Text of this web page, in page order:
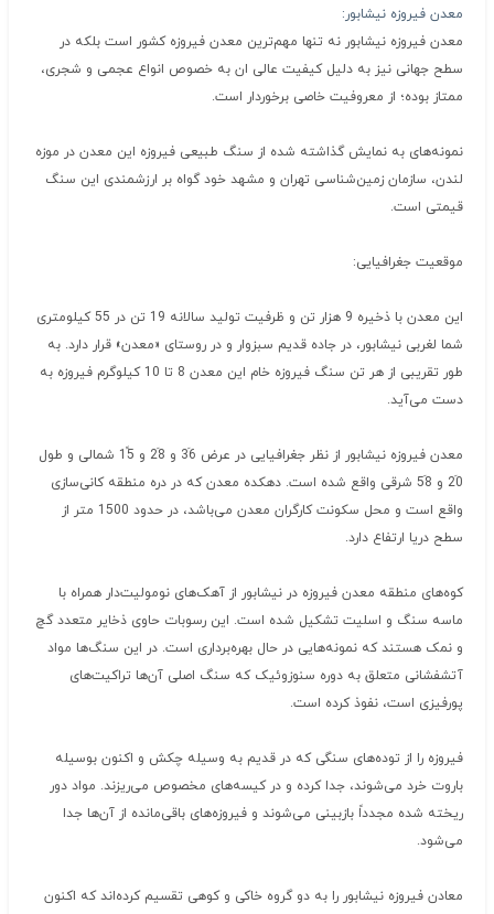
معدن فیروزه نیشابور:
معدن فیروزه نیشابور نه تنها مهم‌ترین معدن فیروزه کشور است بلکه در
سطح جهانی نیز به دلیل کیفیت عالی ان به خصوص انواع عجمی و شجری،
ممتاز بوده؛ از معروفیت خاصی برخوردار است.
نمونه‌های به نمایش گذاشته شده از سنگ طبیعی فیروزه این معدن در موزه
لندن، سازمان زمین‌شناسی تهران و مشهد خود گواه بر ارزشمندی این سنگ
قیمتی است.
موقعیت جغرافیایی:
این معدن با ذخیره 9 هزار تن و ظرفیت تولید سالانه 19 تن در 55 کیلومتری
شما لغربی نیشابور، در جاده قدیم سبزوار و در روستای «معدن» قرار دارد. به
طور تقریبی از هر تن سنگ فیروزه خام این معدن 8 تا 10 کیلوگرم فیروزه به
دست می‌آید.
معدن فیروزه نیشابور از نظر جغرافیایی در عرض 36َ و 28َ و 15ً شمالی و طول
20َ و 58َ شرقی واقع شده است. دهکده معدن که در دره منطقه کانی‌سازی
واقع است و محل سکونت کارگران معدن می‌باشد، در حدود 1500 متر از
سطح دریا ارتفاع دارد.
کوه‌های منطقه معدن فیروزه در نیشابور از آهک‌های نومولیت‌دار همراه با
ماسه سنگ و اسلیت تشکیل شده است. این رسوبات حاوی ذخایر متعدد گچ
و نمک هستند که نمونه‌هایی در حال بهره‌برداری است. در این سنگ‌ها مواد
آتشفشانی متعلق به دوره سنوزوئیک که سنگ اصلی آن‌ها تراکیت‌های
پورفیزی است، نفوذ کرده است.
فیروزه را از توده‌های سنگی که در قدیم به وسیله چکش و اکنون بوسیله
باروت خرد می‌شوند، جدا کرده و در کیسه‌های مخصوص می‌ریزند. مواد دور
ریخته شده مجدداً بازبینی می‌شوند و فیروزه‌های باقی‌مانده از آن‌ها جدا
می‌شود.
معادن فیروزه نیشابور را به دو گروه خاکی و کوهی تقسیم کرده‌اند که اکنون